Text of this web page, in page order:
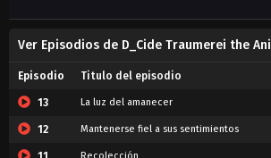
Ver Episodios de D_Cide Traumerei the
Episodio Titulo del episodio
13 La luz del amanecer
12 Mantenerse fiel a sus sentimientos